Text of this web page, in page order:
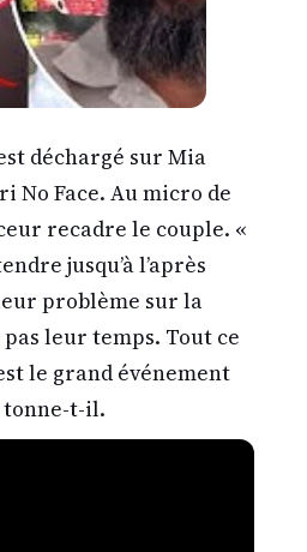
déchargé sur Mia
No Face. Au micro de
recadre le couple. «
jusqu’à l’après
problème sur la
pas leur temps. Tout ce
le grand événement
tonne-t-il.